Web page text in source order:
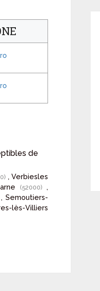
de
, Verbiesles
(52000),
, Semoutiers-
lès-Villiers